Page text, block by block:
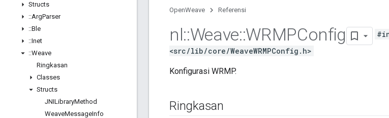
Structs
::ArgParser
::Ble
::Inet
::Weave
Ringkasan
Classes
Structs
JNILibraryMethod
WeaveMessageInfo
OpenWeave Referensi
nl::Weave::WRMPConfig
<src/lib/core/WeaveWRMPConfig.h>
Konfigurasi WRMP.
Ringkasan